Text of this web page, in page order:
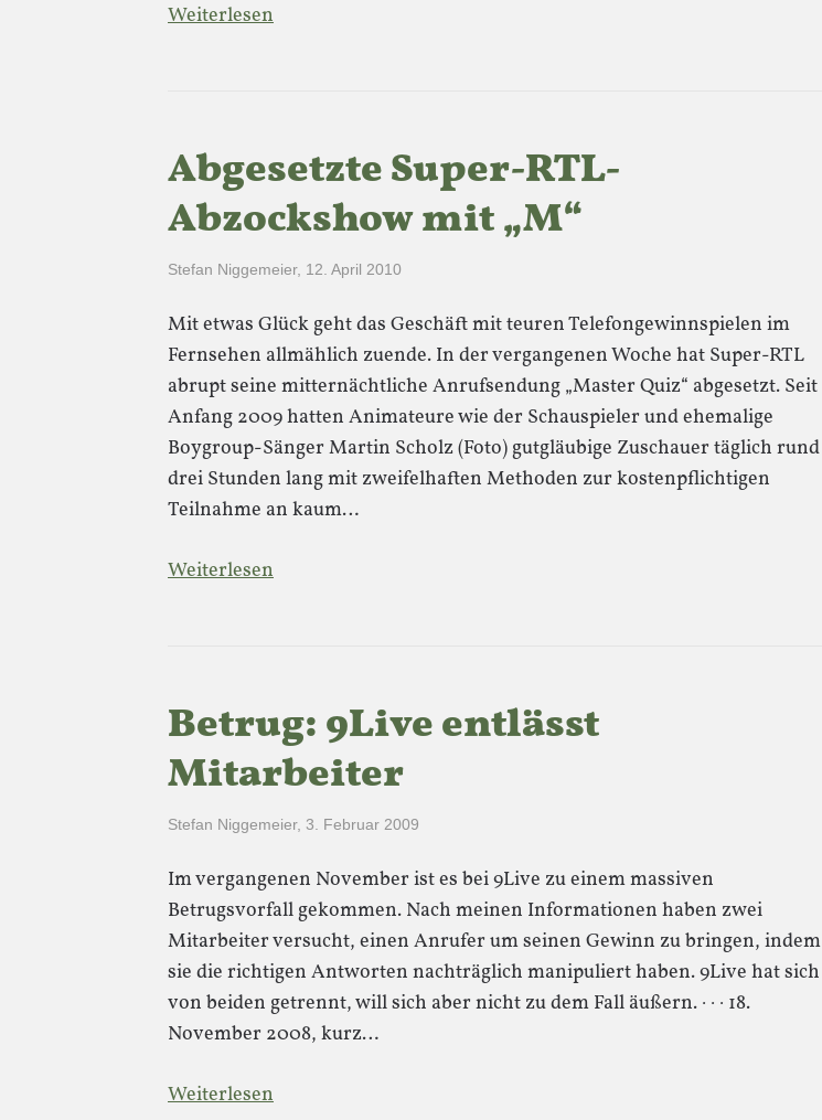
Weiterlesen
Abgesetzte Super-RTL-
Abzockshow mit „M“
Stefan Niggemeier, 12. April 2010
Mit etwas Glück geht das Geschäft mit teuren Telefongewinnspielen im
Fernsehen allmählich zuende. In der vergangenen Woche hat Super-RTL
abrupt seine mitternächtliche Anrufsendung „Master Quiz“ abgesetzt. Seit
Anfang 2009 hatten Animateure wie der Schauspieler und ehemalige
Boygroup-Sänger Martin Scholz (Foto) gutgläubige Zuschauer täglich rund
drei Stunden lang mit zweifelhaften Methoden zur kostenpflichtigen
Teilnahme an kaum…
Weiterlesen
Betrug: 9Live entlässt
Mitarbeiter
Stefan Niggemeier, 3. Februar 2009
Im vergangenen November ist es bei 9Live zu einem massiven
Betrugsvorfall gekommen. Nach meinen Informationen haben zwei
Mitarbeiter versucht, einen Anrufer um seinen Gewinn zu bringen, indem
sie die richtigen Antworten nachträglich manipuliert haben. 9Live hat sich
von beiden getrennt, will sich aber nicht zu dem Fall äußern. · · · 18.
November 2008, kurz…
Weiterlesen